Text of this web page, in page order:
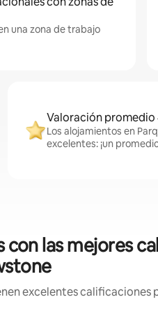
una zona de trabajo
Valoración promedio
Los alojamientos en
excelentes: ¡un
las mejores
excelentes